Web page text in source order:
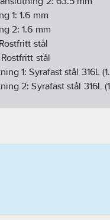
1:1.6 mm
2:1.6 mm
Rostfritt stål
Rostfritt stål
1:Syrafast stål 316L
2:Syrafast stål 316L